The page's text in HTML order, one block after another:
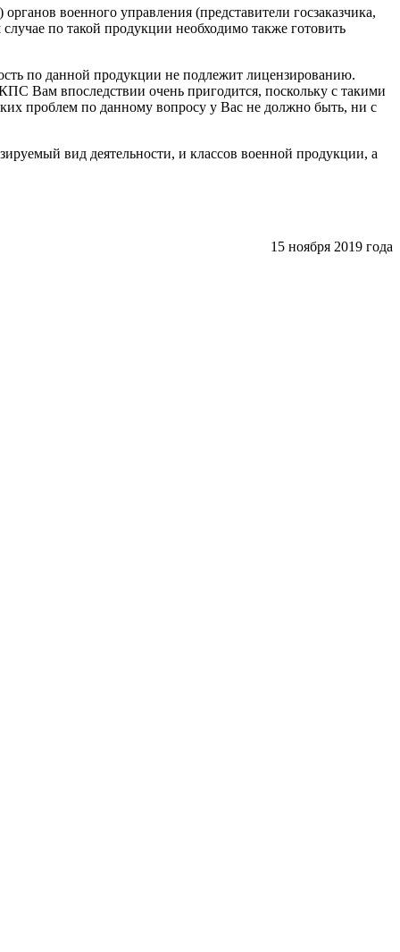
военного управления (представители госзаказчика,
по такой продукции необходимо также готовить
по данной продукции не подлежит лицензированию.
Вам впоследствии очень пригодится, поскольку с такими
проблем по данному вопросу у Вас не должно быть, ни с
вид деятельности, и классов военной продукции, а
15 ноября 2019 года